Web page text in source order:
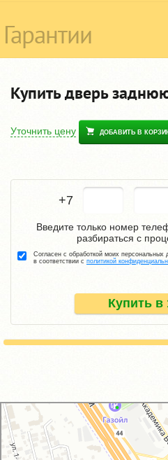
Гарантии
Купить дверь
Уточнить цену ДОБАВИТЬ В
+7
Купить в
Введите только номер
разбираться с
Согласен с обработкой моих персональных
в соответствии с политикой
GM-City&VAG-Repair
Автосервис, автотехцентр в Москве
Магазин автозапчастей и автотоваров в